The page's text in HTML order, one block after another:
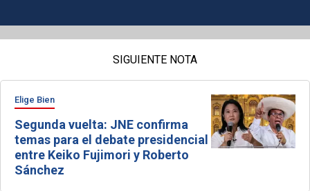
SIGUIENTE NOTA
Elige Bien
Segunda vuelta: JNE confirma
temas para el debate presidencial
entre Keiko Fujimori y Roberto
Sánchez